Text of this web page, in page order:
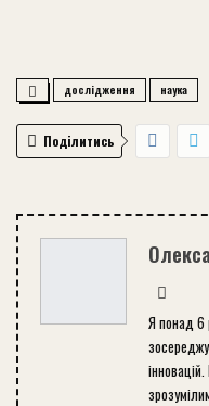
дослідження наука
Поділитись
Я понад 6